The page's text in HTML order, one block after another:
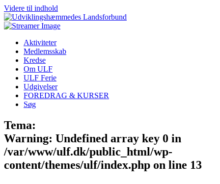
Videre til indhold
Aktiviteter
Medlemsskab
Kredse
Om ULF
ULF Ferie
Udgivelser
FOREDRAG & KURSER
Søg
Tema:
Warning: Undefined array key 0 in
/var/www/ulf.dk/public_html/wp-
content/themes/ulf/index.php on line 13